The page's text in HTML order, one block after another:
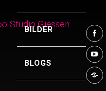
BILDER
BLOGS